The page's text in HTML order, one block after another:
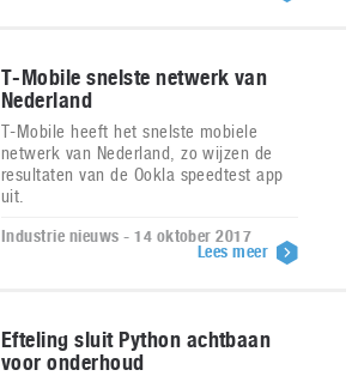
T-Mobile snelste netwerk van
Nederland
T-Mobile heeft het snelste mobiele
netwerk van Nederland, zo wijzen de
resultaten van de Ookla speedtest app
uit.
Industrie nieuws - 14 oktober 2017
Lees meer
Efteling sluit Python achtbaan
voor onderhoud